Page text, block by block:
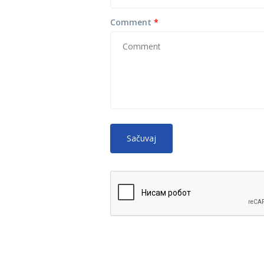
Comment *
No HTML tags
allowed.
Lines and paragraphs break